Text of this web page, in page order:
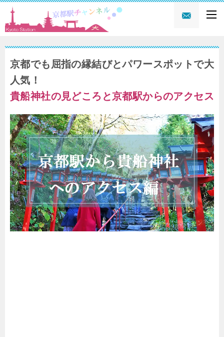
京都でも屈指の縁結びとパワースポットで大
人気！
貴船神社の見どころと京都駅からのアクセス